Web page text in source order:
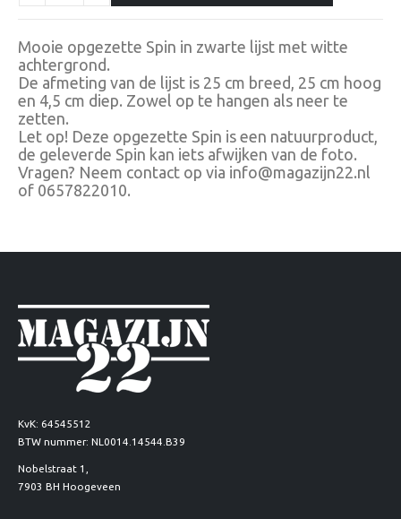
Mooie opgezette Spin in zwarte lijst met witte
achtergrond.
De afmeting van de lijst is 25 cm breed, 25 cm hoog
en 4,5 cm diep. Zowel op te hangen als neer te
zetten.
Let op! Deze opgezette Spin is een natuurproduct,
de geleverde Spin kan iets afwijken van de foto.
Vragen? Neem contact op via info@magazijn22.nl
of 0657822010.
KvK: 64545512
BTW nummer: NL0014.14544.B39
Nobelstraat 1,
7903 BH Hoogeveen